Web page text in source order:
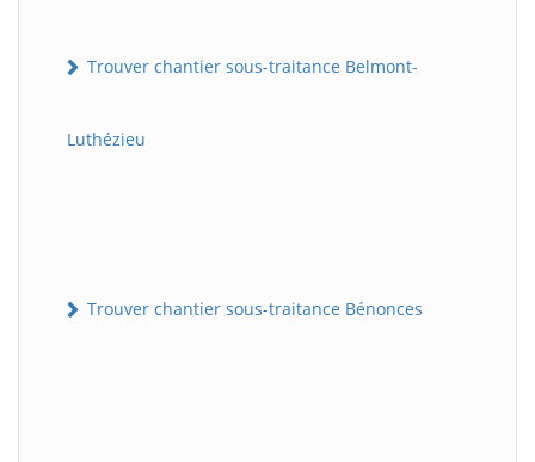
Trouver chantier sous-traitance Belmont-
Luthézieu
Trouver chantier sous-traitance Bénonces